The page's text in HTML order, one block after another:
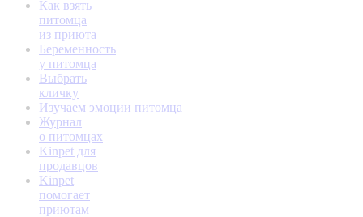
Как взять
питомца
из приюта
Беременность
у питомца
Выбрать
кличку
Изучаем эмоции питомца
Журнал
о питомцах
Kinpet для
продавцов
Kinpet
помогает
приютам